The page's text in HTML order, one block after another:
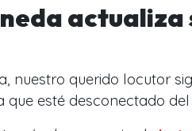
actualiza
nuestro querido locutor
que esté desconectado